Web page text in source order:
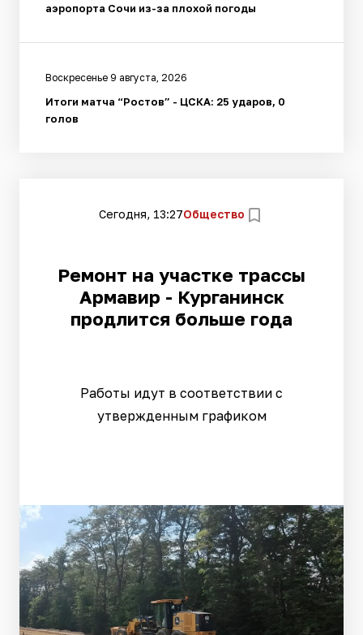
аэропорта Сочи из-за плохой погоды
Воскресенье 9 августа, 2026
Итоги матча “Ростов” - ЦСКА: 25 ударов, 0
голов
Сегодня, 13:27Общество
Ремонт на участке трассы
Армавир - Курганинск
продлится больше года
Работы идут в соответствии с
утвержденным графиком